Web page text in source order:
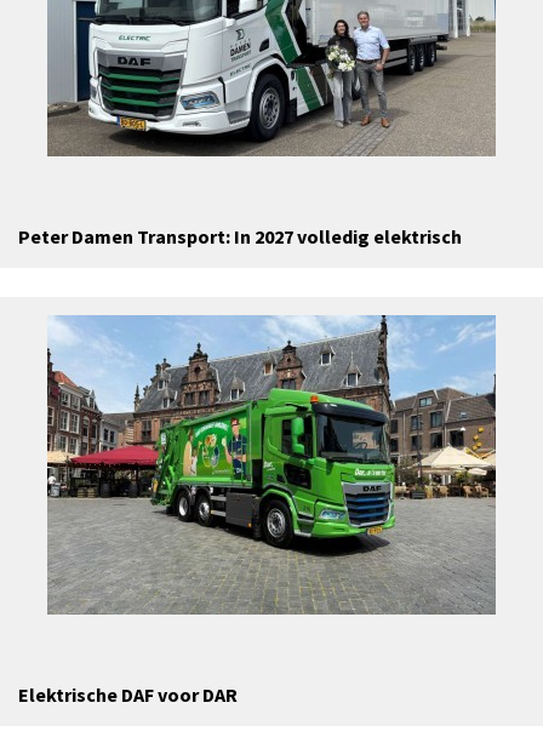
Peter Damen Transport: In 2027 volledig elektrisch
Elektrische DAF voor DAR